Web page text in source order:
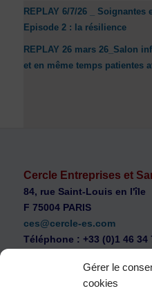
Gérer le
cookies
REPLAY 6/7/26 _ Soignantes
Episode 2 : la résilience
REPLAY 26 mars 26_Salon
et en même temps patientes
Cercle Entreprises et
84, rue Saint-Louis en l'île
F 75004 PARIS
ces@cercle-es.com
Téléphone : +33 (0)1 46 34